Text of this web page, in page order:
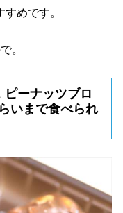
めです。
。
ピーナッツブロ
いまで食べられ